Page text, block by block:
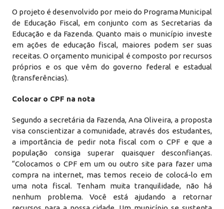
O projeto é desenvolvido por meio do Programa Municipal
de Educação Fiscal, em conjunto com as Secretarias da
Educação e da Fazenda. Quanto mais o município investe
em ações de educação fiscal, maiores podem ser suas
receitas. O orçamento municipal é composto por recursos
próprios e os que vêm do governo federal e estadual
(transferências).
Colocar o CPF na nota
Segundo a secretária da Fazenda, Ana Oliveira, a proposta
visa conscientizar a comunidade, através dos estudantes,
a importância de pedir nota fiscal com o CPF e que a
população consiga superar quaisquer desconfianças.
“Colocamos o CPF em um ou outro site para fazer uma
compra na internet, mas temos receio de colocá-lo em
uma nota fiscal. Tenham muita tranquilidade, não há
nenhum problema. Você está ajudando a retornar